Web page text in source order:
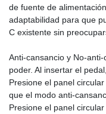
de fuente de
adaptabilidad para que
C existente sin
Anti-cansancio y No-
poder. Al insertar el pedal,
Presione el panel
que el modo anti-
Presione el panel